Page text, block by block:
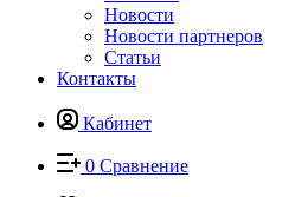
Новости
Новости партнеров
Статьи
Контакты
Кабинет
0 Сравнение